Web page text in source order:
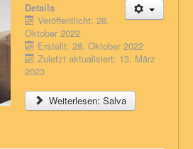
Details
Veröffentlicht: 28.
Oktober 2022
Erstellt: 28. Oktober 2022
Zuletzt aktualisiert: 13. März
2023
Weiterlesen: Salva